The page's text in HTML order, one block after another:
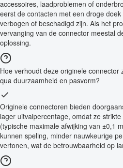
accessoires, laadproblemen of
eerst de contacten met een droge
verbogen of beschadigd zijn. Als het
vervanging van de connector meestal
oplossing.
Hoe verhoudt deze originele connector
qua duurzaamheid en pasvorm?
Originele connectoren bieden
lager uitvalpercentage, omdat ze
(typische maximale afwijking van ±0,1
kunnen speling, minder nauwkeurige
vertonen, wat de betrouwbaarheid op